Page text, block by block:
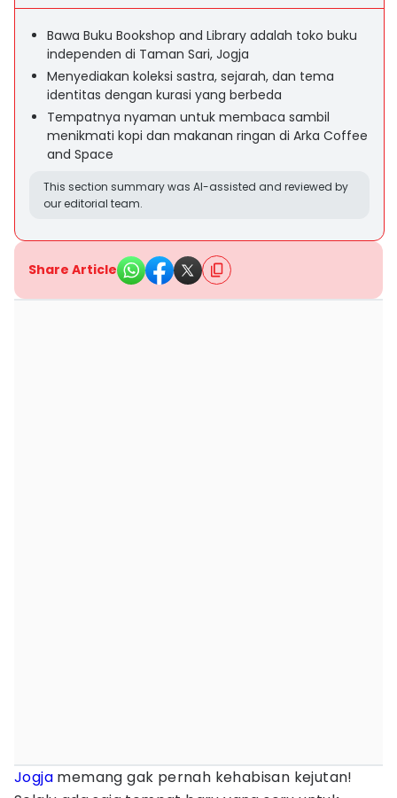
Bawa Buku Bookshop and Library adalah toko buku
independen di Taman Sari, Jogja
Menyediakan koleksi sastra, sejarah, dan tema
identitas dengan kurasi yang berbeda
Tempatnya nyaman untuk membaca sambil
menikmati kopi dan makanan ringan di Arka Coffee
and Space
This section summary was AI-assisted and reviewed by
our editorial team.
Share Article
Jogja memang gak pernah kehabisan kejutan!